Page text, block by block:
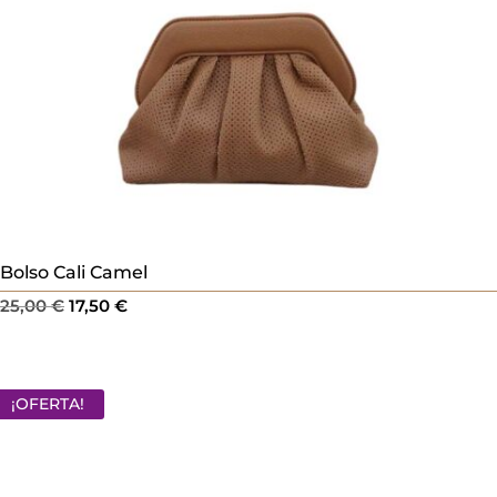
Bolso Cali Camel
25,00€ El
era:
25,00 €.
17,50 €El
¡OFERTA!